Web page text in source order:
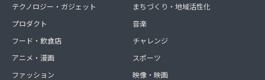
テクノロジー・ガジェット
プロダクト
フード・飲食店
アニメ・漫画
ファッション
まちづくり・地域活性化
音楽
チャレンジ
スポーツ
映像・映画